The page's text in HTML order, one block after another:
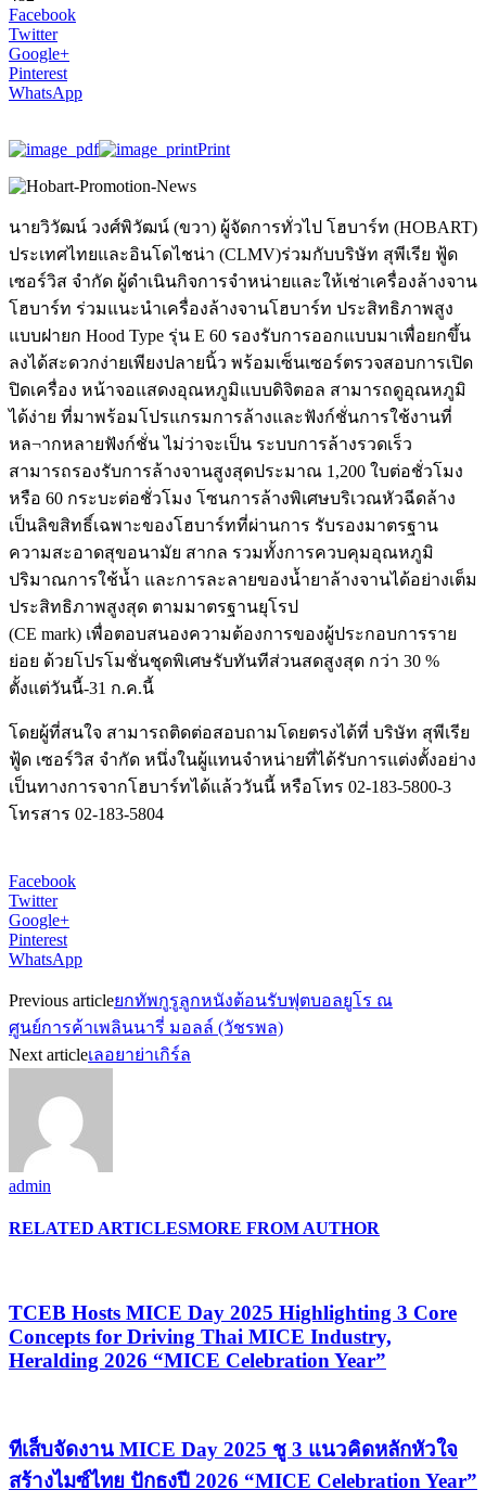
Facebook
Twitter
Google+
Pinterest
WhatsApp
Print
นายวิวัฒน์ วงศ์พิวัฒน์ (ขวา) ผู้จัดการทั่วไป โฮบาร์ท (HOBART)
ประเทศไทยและอินโดไชน่า (CLMV)ร่วมกับบริษัท สุพีเรีย ฟู้ด
เซอร์วิส จำกัด ผู้ดำเนินกิจการจำหน่ายและให้เช่าเครื่องล้างจาน
โฮบาร์ท ร่วมแนะนำเครื่องล้างจานโฮบาร์ท ประสิทธิภาพสูง
แบบฝายก Hood Type รุ่น E 60 รองรับการออกแบบมาเพื่อยกขึ้น
ลงได้สะดวกง่ายเพียงปลายนิ้ว พร้อมเซ็นเซอร์ตรวจสอบการเปิด
ปิดเครื่อง หน้าจอแสดงอุณหภูมิแบบดิจิตอล สามารถดูอุณหภูมิ
ได้ง่าย ที่มาพร้อมโปรแกรมการล้างและฟังก์ชั่นการใช้งานที่
หล¬ากหลายฟังก์ชั่น ไม่ว่าจะเป็น ระบบการล้างรวดเร็ว
สามารถรองรับการล้างจานสูงสุดประมาณ 1,200 ใบต่อชั่วโมง
หรือ 60 กระบะต่อชั่วโมง โซนการล้างพิเศษบริเวณหัวฉีดล้าง
เป็นลิขสิทธิ์เฉพาะของโฮบาร์ทที่ผ่านการ รับรองมาตรฐาน
ความสะอาดสุขอนามัย สากล รวมทั้งการควบคุมอุณหภูมิ
ปริมาณการใช้น้ำ และการละลายของน้ำยาล้างจานได้อย่างเต็ม
ประสิทธิภาพสูงสุด ตามมาตรฐานยุโรป
(CE mark) เพื่อตอบสนองความต้องการของผู้ประกอบการราย
ย่อย ด้วยโปรโมชั่นชุดพิเศษรับทันทีส่วนสดสูงสุด กว่า 30 %
ตั้งแต่วันนี้-31 ก.ค.นี้
โดยผู้ที่สนใจ สามารถติดต่อสอบถามโดยตรงได้ที่ บริษัท สุพีเรีย
ฟู้ด เซอร์วิส จำกัด หนึ่งในผู้แทนจำหน่ายที่ได้รับการแต่งตั้งอย่าง
เป็นทางการจากโฮบาร์ทได้แล้ววันนี้ หรือโทร 02-183-5800-3
โทรสาร 02-183-5804
Facebook
Twitter
Google+
Pinterest
WhatsApp
Previous articleยกทัพกูรูลูกหนังต้อนรับฟุตบอลยูโร ณ
ศูนย์การค้าเพลินนารี่ มอลล์ (วัชรพล)
Next articleเลอยาย่าเกิร์ล
admin
RELATED ARTICLESMORE FROM AUTHOR
TCEB Hosts MICE Day 2025 Highlighting 3 Core
Concepts for Driving Thai MICE Industry,
Heralding 2026 “MICE Celebration Year”
ทีเส็บจัดงาน MICE Day 2025 ชู 3 แนวคิดหลักหัวใจ
สร้างไมซ์ไทย ปักธงปี 2026 “MICE Celebration Year”